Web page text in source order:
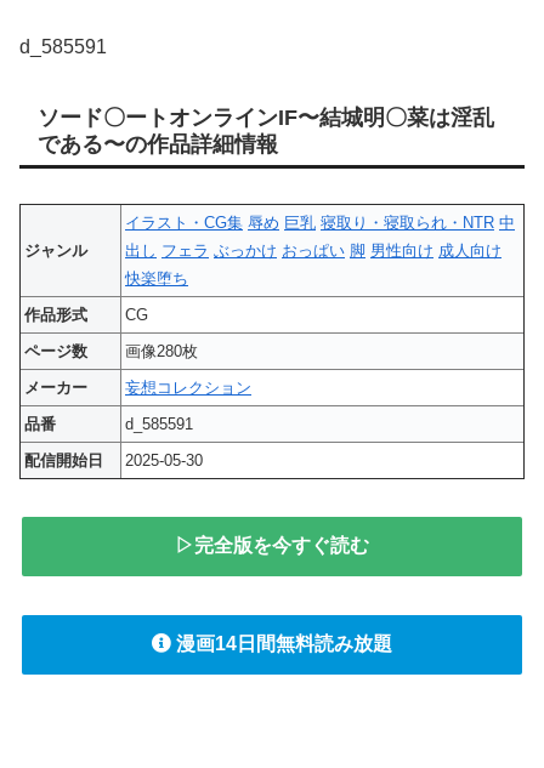
d_585591
ソード〇ートオンラインIF〜結城明〇菜は淫乱
である〜の作品詳細情報
ジャンル
イラスト・CG集 辱め 巨乳 寝取り・寝取られ・NTR 中
出し フェラ ぶっかけ おっぱい 脚 男性向け 成人向け
快楽堕ち
作品形式
CG
ページ数
画像280枚
メーカー
妄想コレクション
品番
d_585591
配信開始日
2025-05-30
▷完全版を今すぐ読む
漫画14日間無料読み放題